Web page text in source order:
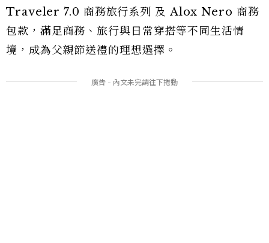
Traveler 7.0 商務旅行系列 及 Alox Nero 商務
包款，滿足商務、旅行與日常穿搭等不同生活情
境，成為父親節送禮的理想選擇。